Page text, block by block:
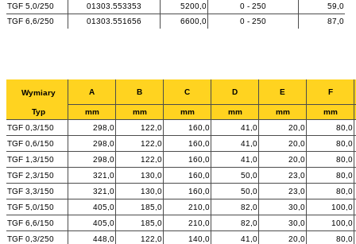
TGF 5,0/250
01303.553353 5200,0 0 - 250
59,0
TGF 6,6/250
01303.551656 6600,0 0 - 250 87,0
Wymiary A B C D E F
Typ mm mm mm mm mm
mm
TGF 0,3/150
298,0 122,0 160,0 41,0 20,0
80,0
TGF 0,6/150
298,0 122,0 160,0 41,0 20,0
80,0
TGF 1,3/150
298,0 122,0 160,0 41,0 20,0
80,0
TGF 2,3/150
321,0 130,0 160,0 50,0 23,0
80,0
TGF 3,3/150
321,0 130,0 160,0 50,0 23,0
80,0
TGF 5,0/150
405,0 185,0 210,0 82,0 30,0
100,0
TGF 6,6/150
405,0 185,0 210,0 82,0 30,0
100,0
TGF 0,3/250
448,0 122,0 140,0 41,0 20,0
80,0